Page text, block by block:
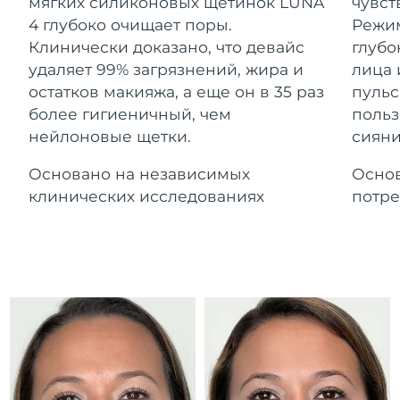
4 глубоко очищает поры.
Клинически доказано, что девайс
удаляет 99% загрязнений, жира и
остатков макияжа, а еще он в 35 раз
более гигиеничный, чем
нейлоновые щетки.
Основано на независимых
клинических исследованиях
лица
For healthy hair
Косметика Для мужчин
Купить
Гибралтар
Ожидаемая дата доставки
8/14/26
Греция
Ожидаемая дата доставки
Гонконг (САР)
Ожидаемая дата доставки
8/11/26
Венгрия
Ожидаемая дата доставки
Ирландия
Ожидаемая дата доставки
8/10/26
о-в Мэн
Ожидаемая дата доставки